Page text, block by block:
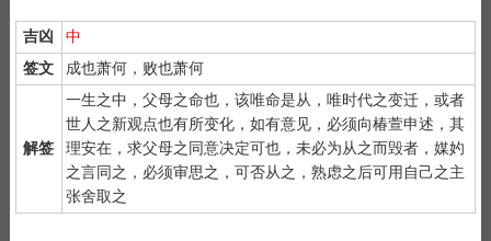
吉凶
中
签文
成也萧何，败也萧何
解签
一生之中，父母之命也，该唯命是从，唯时代之变迁，或者
世人之新观点也有所变化，如有意见，必须向椿萱申述，其
理安在，求父母之同意决定可也，未必为从之而毁者，媒妁
之言同之，必须审思之，可否从之，熟虑之后可用自己之主
张舍取之
月老灵签是公认为最灵验的姻缘签诗，抽灵签前要专心一致，
秉除杂念，先双手合手默念，月下老人，指点迷津。
2）默念自己姓名、出生时间、居住地址；再请求需要指点的事